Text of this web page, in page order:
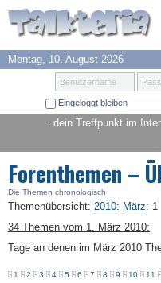
Montag, 10. August 2026
Benutzername
Eingeloggt bleiben
...dein Treffpunkt im
Forenthemen –
Die Themen chronologisch
Themenübersicht: 2010: März: 1
34 Themen vom 1. März 2010:
Tage an denen im März 2010
1 2 3 4 5 6 7 8 9 10 11